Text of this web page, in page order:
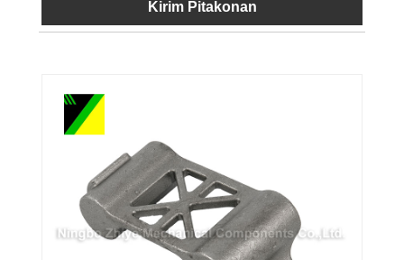
Kirim Pitakonan